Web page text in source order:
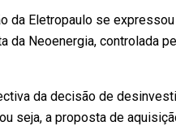
da Eletropaulo se
da Neoenergia, controlada
da decisão de
seja, a proposta de